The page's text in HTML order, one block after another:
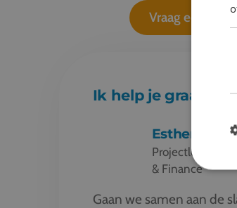
Vraag een
Ik help je graag
Esther
Projectleider
& Finance
Gaan we samen aan de